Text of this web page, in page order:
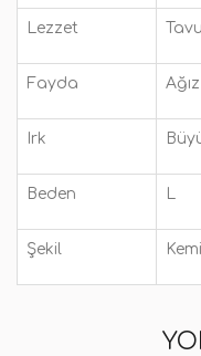
Lezzet
Fayda
Irk
Beden L
Şekil